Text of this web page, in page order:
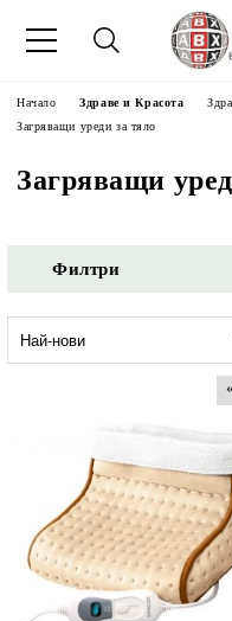
Начало Здраве и Красота
Загряващи уреди за тяло
Загряващи
Филтри